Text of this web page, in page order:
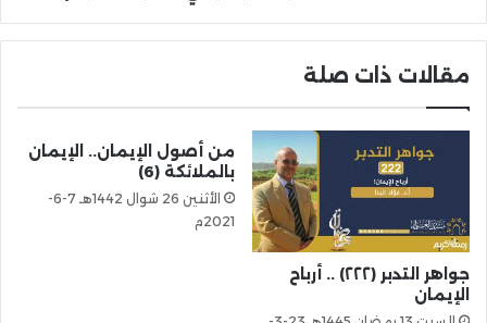
مقالات ذات صلة
جواهر التدبر (٢٢٢) .. أرباح
الإيمان
من أصول الإيمان.. الإيمان
بالملائكة (6)
الأثنين 26 شوال 1442هـ 7-6-
2021م